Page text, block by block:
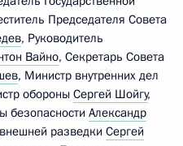
Председателя Совета
, Руководитель
Вайно, Секретарь Совета
, Министр внутренних дел
обороны Сергей Шойгу,
безопасности Александр
разведки Сергей